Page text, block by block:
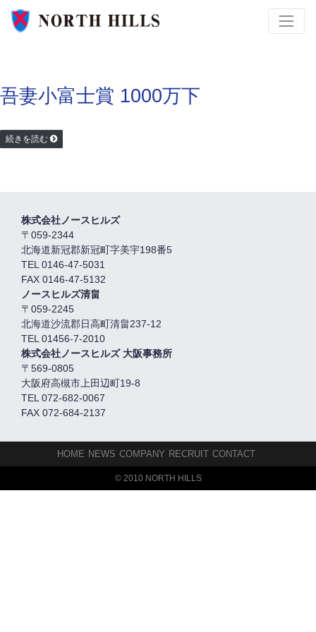
吾妻小富士賞 1000万下
続きを読む
株式会社ノースヒルズ
〒059-2344
北海道新冠郡新冠町字美宇198番5
TEL 0146-47-5031
FAX 0146-47-5132
ノースヒルズ清畠
〒059-2245
北海道沙流郡日高町清畠237-12
TEL 01456-7-2010
株式会社ノースヒルズ 大阪事務所
〒569-0805
大阪府高槻市上田辺町19-8
TEL 072-682-0067
FAX 072-684-2137
HOME NEWS COMPANY RECRUIT CONTACT
© 2010 NORTH HILLS